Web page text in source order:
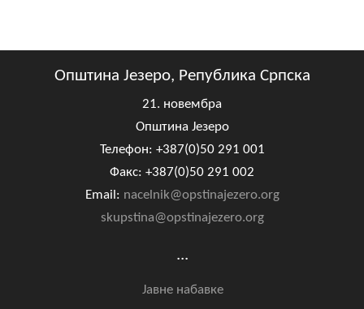
Општина Језеро, Република Српска
21. новембра
Општина Језеро
Телефон: +387(0)50 291 001
Факс: +387(0)50 291 002
Email: nacelnik@opstinajezero.org
skupstina@opstinajezero.org
...
Јавне набавке